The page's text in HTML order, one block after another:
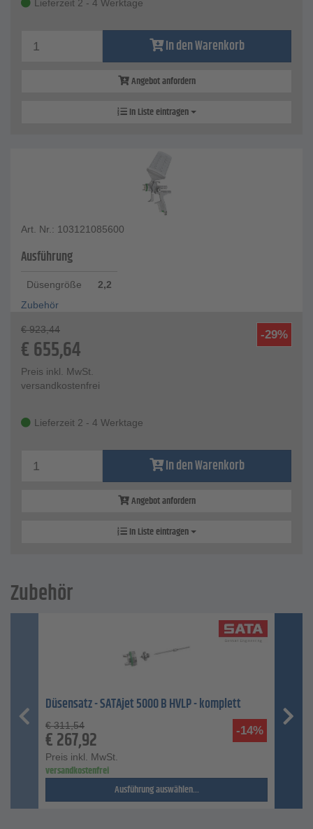
Lieferzeit 2 - 4 Werktage
In den Warenkorb
Angebot anfordern
In Liste eintragen
Art. Nr.: 103121085600
Ausführung
Düsengröße
2,2
Zubehör
-29%
€ 923,44
€655,64
Preis inkl. MwSt.
versandkostenfrei
Lieferzeit 2 - 4 Werktage
In den Warenkorb
Angebot anfordern
In Liste eintragen
Zubehör
Düsensatz - SATAjet 5000 B HVLP - komplett
-14%
€ 311,54
€267,92
Preis inkl. MwSt.
versandkostenfrei
Ausführung auswählen...